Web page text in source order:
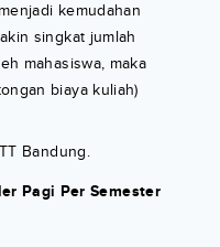
kemudahan
singkat jumlah
mahasiswa, maka
biaya kuliah)
Bandung.
Pagi Per Semester